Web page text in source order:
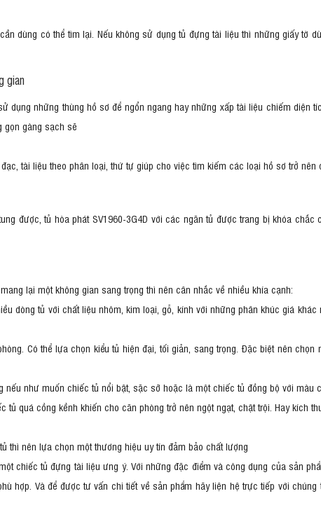
dùng có thể tìm lại. Nếu không sử dụng tủ đựng tài liệu thì những giấy tờ
gian
dụng những thùng hồ sơ để ngổn ngang hay những xấp tài liệu chiếm diện
gọn gàng sạch sẽ
tài liệu theo phân loại, thứ tự giúp cho việc tìm kiếm các loại hồ sơ trở nên
được, tủ hòa phát SV1960-3G4D với các ngăn tủ được trang bị khóa
lại một không gian sang trọng thì nên cân nhắc về nhiều khía cạnh:
dòng tủ với chất liệu nhôm, kim loại, gỗ, kính với những phân khúc giá
Có thể lựa chọn kiểu tủ hiện đại, tối giản, sang trọng. Đặc biệt nên
như muốn chiếc tủ nổi bật, sặc sỡ hoặc là một chiếc tủ đồng bộ với màu
quá cồng kềnh khiến cho căn phòng trở nên ngột ngạt, chật trội. Hay kích
thì nên lựa chọn một thương hiệu uy tín đảm bảo chất lượng
chiếc tủ đựng tài liệu ưng ý. Với những đặc điểm và công dụng của sản
hợp. Và để được tư vấn chi tiết về sản phẩm hãy liện hệ trực tiếp với